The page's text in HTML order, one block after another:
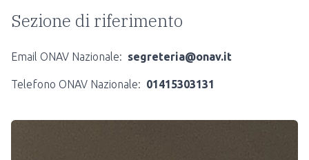
Sezione di riferimento
Email ONAV Nazionale: segreteria@onav.it
Telefono ONAV Nazionale: 01415303131